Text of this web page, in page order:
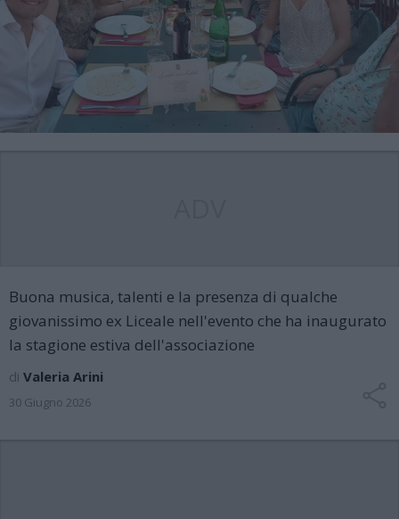
Buona musica, talenti e la presenza di qualche
giovanissimo ex Liceale nell'evento che ha inaugurato
la stagione estiva dell'associazione
di Valeria Arini
30 Giugno 2026